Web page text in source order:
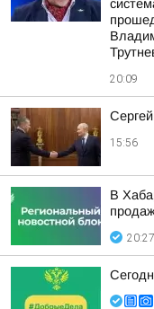
20:09
15:56
В
20:27